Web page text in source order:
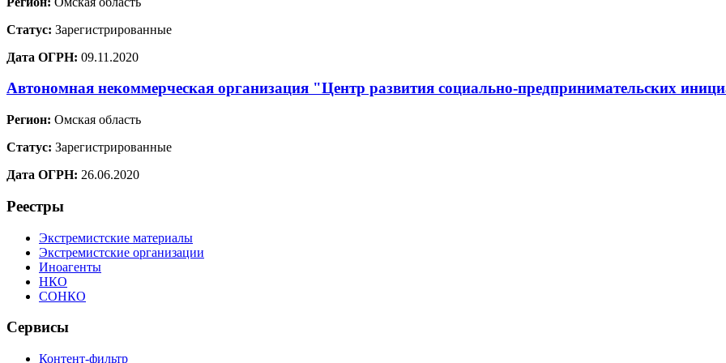
Статус: Зарегистрированные
Дата ОГРН: 09.11.2020
Автономная некоммерческая организация "Центр развития социально-предпринимательских
Регион: Омская область
Статус: Зарегистрированные
Дата ОГРН: 26.06.2020
Реестры
Экстремистские материалы
Экстремистские организации
Иноагенты
НКО
СОНКО
Сервисы
Контент-фильтр